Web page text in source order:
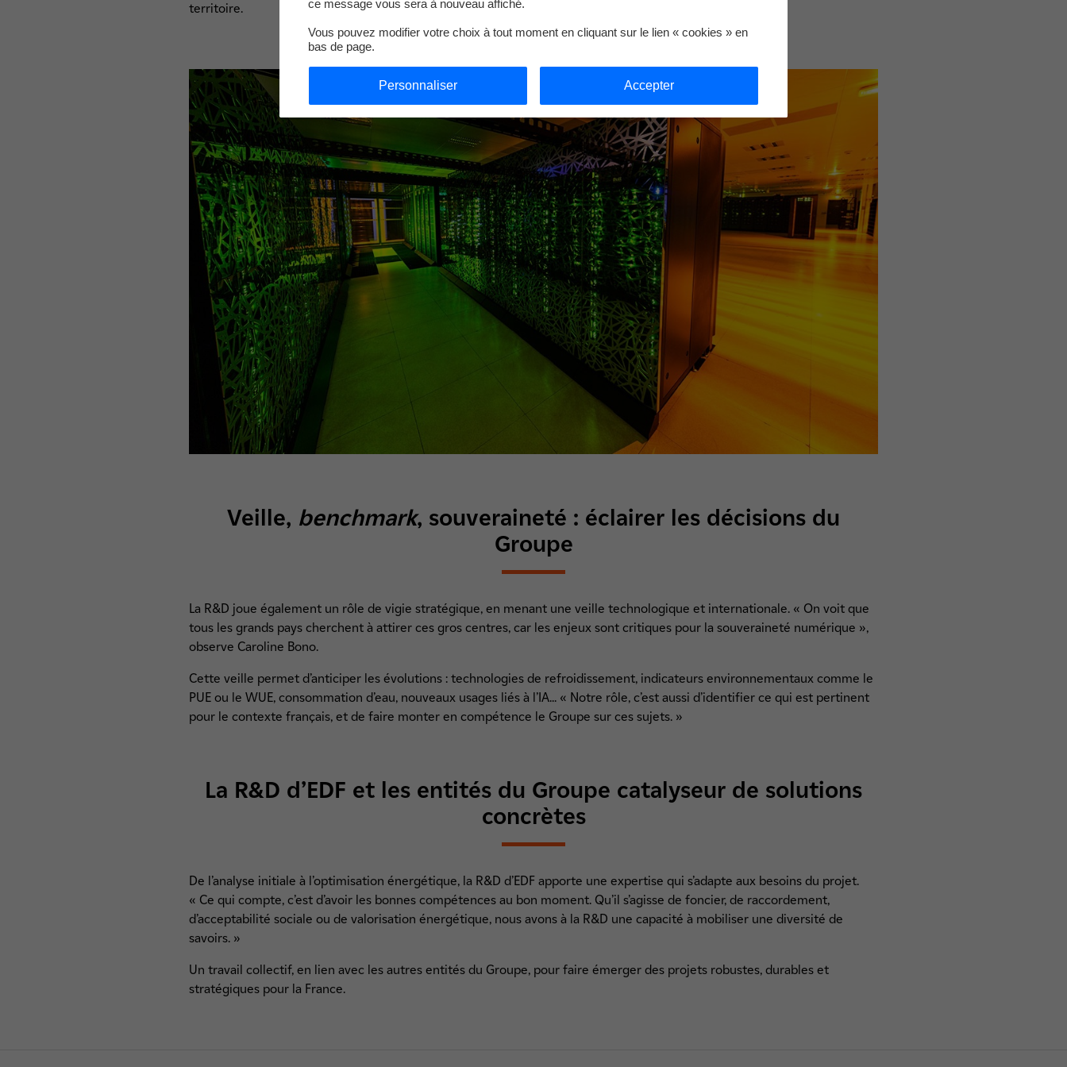
territoire.
Veille, benchmark, souveraineté : éclairer les décisions du
Groupe
La R&D joue également un rôle de vigie stratégique, en menant une veille technologique et internationale. « On voit que
tous les grands pays cherchent à attirer ces gros centres, car les enjeux sont critiques pour la souveraineté numérique »,
observe Caroline Bono.
Cette veille permet d’anticiper les évolutions : technologies de refroidissement, indicateurs environnementaux comme le
PUE ou le WUE, consommation d’eau, nouveaux usages liés à l’IA... « Notre rôle, c’est aussi d’identifier ce qui est pertinent
pour le contexte français, et de faire monter en compétence le Groupe sur ces sujets. »
La R&D d’EDF et les entités du Groupe catalyseur de solutions
concrètes
De l’analyse initiale à l’optimisation énergétique, la R&D d’EDF apporte une expertise qui s’adapte aux besoins du projet.
« Ce qui compte, c’est d’avoir les bonnes compétences au bon moment. Qu’il s’agisse de foncier, de raccordement,
d’acceptabilité sociale ou de valorisation énergétique, nous avons à la R&D une capacité à mobiliser une diversité de
savoirs. »
Un travail collectif, en lien avec les autres entités du Groupe, pour faire émerger des projets robustes, durables et
stratégiques pour la France.
ce message vous sera à nouveau affiché.
Vous pouvez modifier votre choix à tout moment en cliquant sur le lien « cookies » en
bas de page.
Personnaliser Accepter